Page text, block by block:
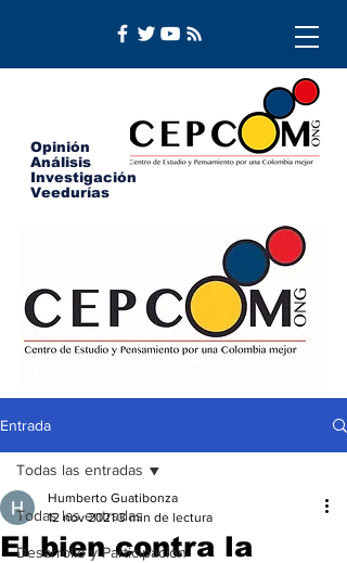
Opinión
Análisis
Investigación
Veedurías
Entrada
Todas las entradas
Desarrollo y Participación
Todas las entradas
El bien contra la
Humberto Guatibonza
12 nov 2021 3 min de lectura